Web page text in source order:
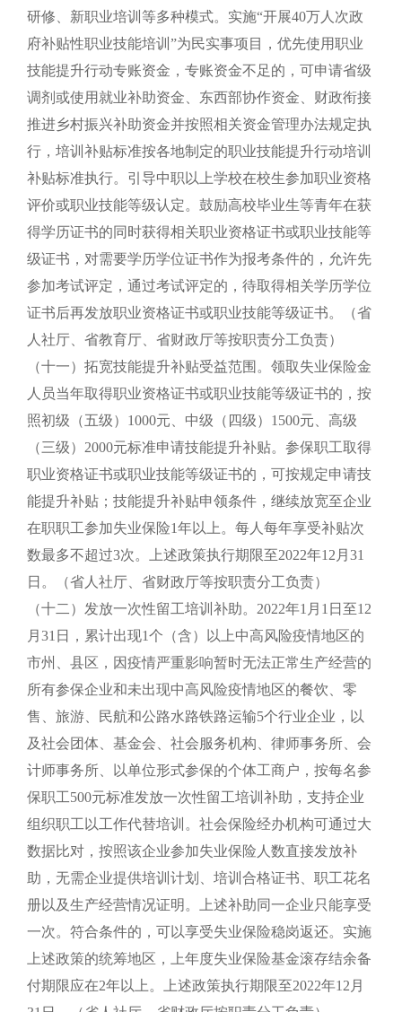
研修、新职业培训等多种模式。实施“开展40万人次政
府补贴性职业技能培训”为民实事项目，优先使用职业
技能提升行动专账资金，专账资金不足的，可申请省级
调剂或使用就业补助资金、东西部协作资金、财政衔接
推进乡村振兴补助资金并按照相关资金管理办法规定执
行，培训补贴标准按各地制定的职业技能提升行动培训
补贴标准执行。引导中职以上学校在校生参加职业资格
评价或职业技能等级认定。鼓励高校毕业生等青年在获
得学历证书的同时获得相关职业资格证书或职业技能等
级证书，对需要学历学位证书作为报考条件的，允许先
参加考试评定，通过考试评定的，待取得相关学历学位
证书后再发放职业资格证书或职业技能等级证书。（省
人社厅、省教育厅、省财政厅等按职责分工负责）
（十一）拓宽技能提升补贴受益范围。领取失业保险金
人员当年取得职业资格证书或职业技能等级证书的，按
照初级（五级）1000元、中级（四级）1500元、高级
（三级）2000元标准申请技能提升补贴。参保职工取得
职业资格证书或职业技能等级证书的，可按规定申请技
能提升补贴；技能提升补贴申领条件，继续放宽至企业
在职职工参加失业保险1年以上。每人每年享受补贴次
数最多不超过3次。上述政策执行期限至2022年12月31
日。（省人社厅、省财政厅等按职责分工负责）
（十二）发放一次性留工培训补助。2022年1月1日至12
月31日，累计出现1个（含）以上中高风险疫情地区的
市州、县区，因疫情严重影响暂时无法正常生产经营的
所有参保企业和未出现中高风险疫情地区的餐饮、零
售、旅游、民航和公路水路铁路运输5个行业企业，以
及社会团体、基金会、社会服务机构、律师事务所、会
计师事务所、以单位形式参保的个体工商户，按每名参
保职工500元标准发放一次性留工培训补助，支持企业
组织职工以工作代替培训。社会保险经办机构可通过大
数据比对，按照该企业参加失业保险人数直接发放补
助，无需企业提供培训计划、培训合格证书、职工花名
册以及生产经营情况证明。上述补助同一企业只能享受
一次。符合条件的，可以享受失业保险稳岗返还。实施
上述政策的统筹地区，上年度失业保险基金滚存结余备
付期限应在2年以上。上述政策执行期限至2022年12月